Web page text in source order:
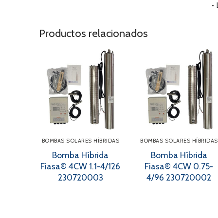
•
Productos relacionados
BOMBAS SOLARES HÍBRIDAS
Bomba Híbrida
Fiasa® 4CW 1.1-4/126
230720003
BOMBAS SOLARES HÍBRIDAS
Bomba Híbrida
Fiasa® 4CW 0.75-
4/96 230720002